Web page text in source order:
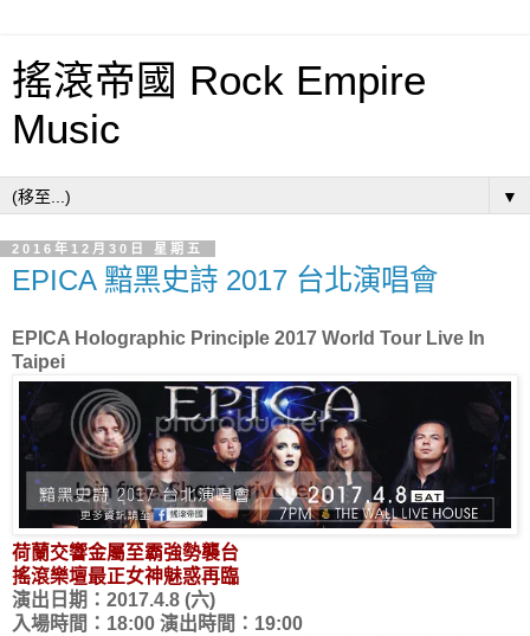
搖滾帝國 Rock Empire
Music
▼
2016年12月30日 星期五
EPICA 黯黑史詩 2017 台北演唱會
EPICA Holographic Principle 2017 World Tour Live In
Taipei
荷蘭交響金屬至霸強勢襲台
搖滾樂壇最正女神魅惑再臨
演出日期：2017.4.8 (六)
入場時間：18:00 演出時間：19:00